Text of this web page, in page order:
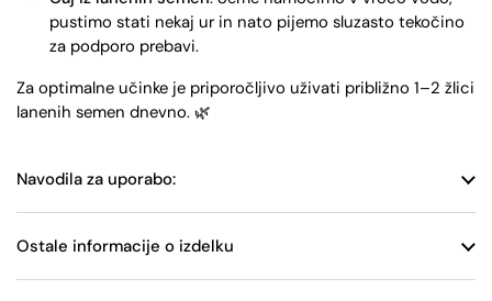
pustimo stati nekaj ur in nato pijemo sluzasto tekočino
za podporo prebavi.
Za optimalne učinke je priporočljivo uživati približno 1–2 žlici
lanenih semen dnevno. 🌿
Navodila za uporabo:
Ostale informacije o izdelku